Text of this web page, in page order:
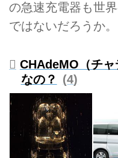
の急速充電器も世
ではないだろうか
CHAdeMO（チ
なの？
4